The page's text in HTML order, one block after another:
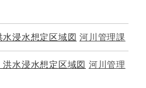
浸水想定区域図 河川管理課
水浸水想定区域図 河川管理